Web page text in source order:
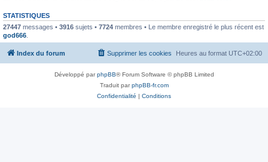
STATISTIQUES
27447 messages • 3916 sujets • 7724 membres • Le membre enregistré le plus récent est
god666
Index du forum Heures au format UTC+02:00
Supprimer les cookies
Développé parphpBB® Forum Software © phpBB Limited
Traduit parphpBB-fr.com
Confidentialité | Conditions